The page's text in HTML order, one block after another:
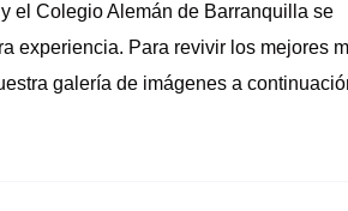
el Colegio Alemán de Barranquilla se
experiencia. Para revivir los mejores
galería de imágenes a